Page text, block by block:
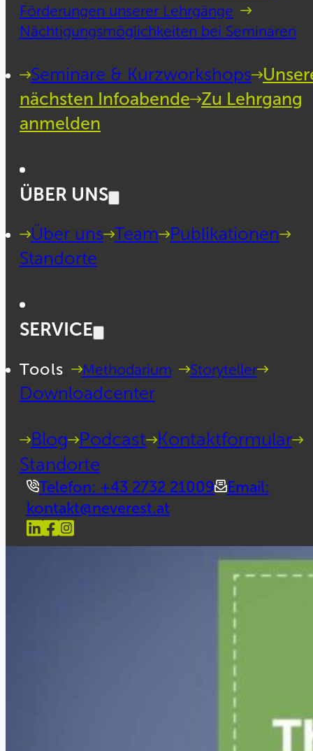
Förderungen unserer Lehrgänge
Nächtigungsmöglichkeiten bei Seminaren
Seminare & Kurzworkshops
nächsten Infoabende Zu Lehrgang
anmelden
ÜBER UNS
Über uns Team
Publikationen
Standorte
SERVICE
Tools Methodarium Storyteller
Downloadcenter
Blog Podcast Kontaktformular
Standorte
Telefon: +43 2732 21009
Email:
kontakt@neverest.at